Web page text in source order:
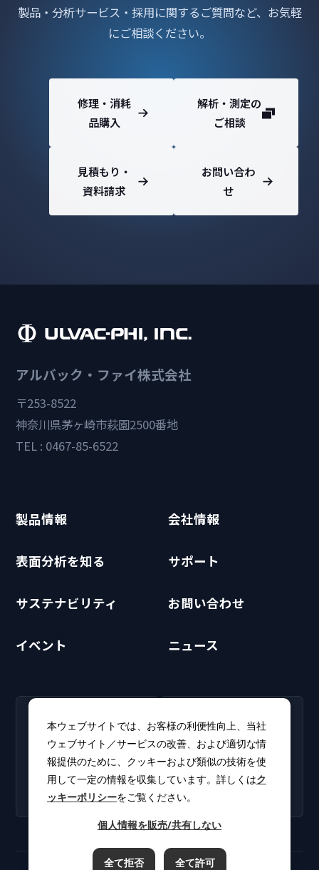
製品・分析サービス・採用に関するご質問など、お気軽
にご相談ください。
修理・消耗
品購入
解析・測定の
ご相談
見積もり・
資料請求
お問い合わ
せ
アルバック・ファイ株式会社
〒253-8522
神奈川県茅ヶ崎市萩園2500番地
TEL : 0467-85-6522
製品情報 会社情報
表面分析を知る サポート
サステナビリティ お問い合わせ
イベント ニュース
採用情報
新卒・キャリア採用情報を
掲載しています。
CLUB PHI（会員専
用）
ソフトウェアアップデート
やカタログをダウンロー
ド。
本ウェブサイトでは、お客様の利便性向上、当社
ウェブサイト／サービスの改善、および適切な情
報提供のために、クッキーおよび類似の技術を使
用して一定の情報を収集しています。詳しくはク
ッキーポリシーをご覧ください。
個人情報を販売/共有しない
全て拒否 全て許可